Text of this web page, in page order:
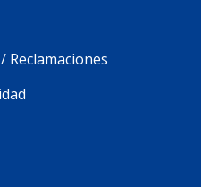
Reclamaciones